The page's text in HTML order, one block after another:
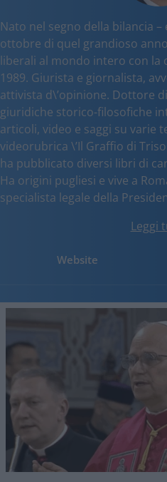
Nato nel segno della bilancia –
ottobre di quel grandioso
liberali al mondo intero con la
1989. Giurista e giornalista,
attivista d\’opinione. Dottore
giuridiche storico-filosofiche
articoli, video e saggi su varie
videorubrica \’Il Graffio di
ha pubblicato diversi libri di
Ha origini pugliesi e vive a
specialista legale della
Leggi
Website